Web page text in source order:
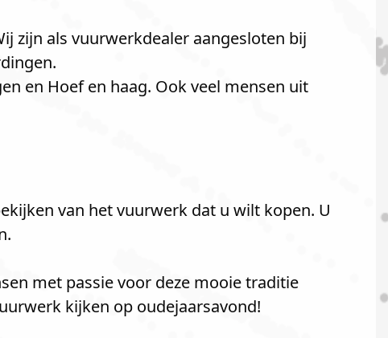
zijn als vuurwerkdealer aangesloten bij
en Hoef en haag. Ook veel mensen uit
van het vuurwerk dat u wilt kopen. U
met passie voor deze mooie traditie
kijken op oudejaarsavond!